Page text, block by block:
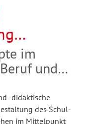
im
und
-didaktische
des Schul-
im Mittelpunkt